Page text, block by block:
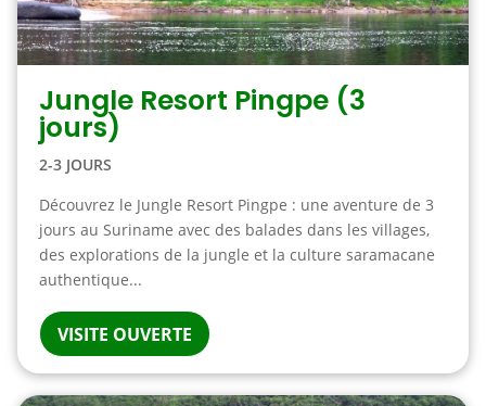
Jungle Resort Pingpe (3
jours)
2-3 JOURS
Découvrez le Jungle Resort Pingpe : une aventure de 3
jours au Suriname avec des balades dans les villages,
des explorations de la jungle et la culture saramacane
authentique...
VISITE OUVERTE